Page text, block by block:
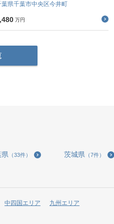
葉県千葉市中央区今井町
万円
県（33件） 茨城県 （7件）
中四国エリア 九州エリア